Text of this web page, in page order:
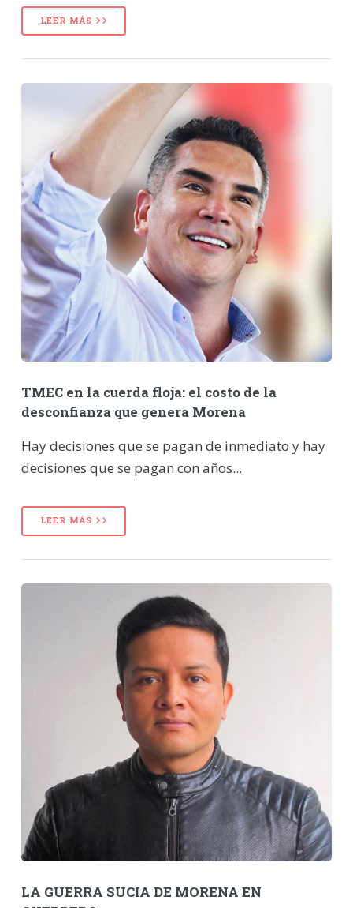
LEER MÁS
TMEC en la cuerda floja: el costo de la
desconfianza que genera Morena
Hay decisiones que se pagan de inmediato y hay
decisiones que se pagan con años...
LEER MÁS
LA GUERRA SUCIA DE MORENA EN